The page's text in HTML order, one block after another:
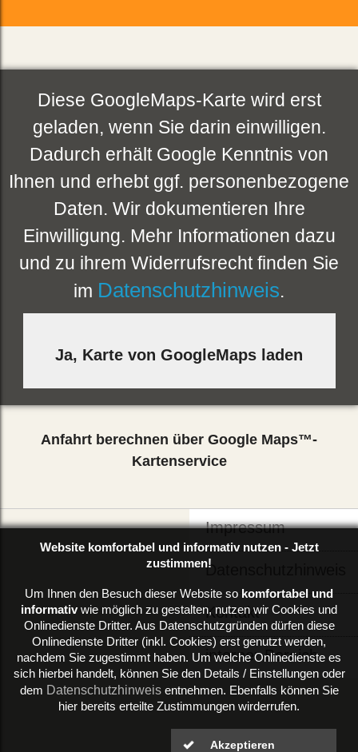
Diese GoogleMaps-Karte wird erst
geladen, wenn Sie darin einwilligen.
Dadurch erhält Google Kenntnis von
Ihnen und erhebt ggf. personenbezogene
Daten. Wir dokumentieren Ihre
Einwilligung. Mehr Informationen dazu
und zu ihrem Widerrufsrecht finden Sie
im Datenschutzhinweis.
Anfahrt berechnen über Google Maps™-
Kartenservice
Impressum
Datenschutzhinweis
Kontakt
interner Bereich
Website komfortabel und informativ nutzen - Jetzt
zustimmen!
Um Ihnen den Besuch dieser Website so komfortabel und
informativwie möglich zu gestalten, nutzen wir Cookies und
Onlinedienste Dritter. Aus Datenschutzgründen dürfen diese
Onlinedienste Dritter (inkl. Cookies) erst genutzt werden,
nachdem Sie zugestimmt haben. Um welche Onlinedienste es
sich hierbei handelt, können Sie den Details / Einstellungen oder
dem Datenschutzhinweisentnehmen. Ebenfalls können Sie
hier bereits erteilte Zustimmungen wirderrufen.